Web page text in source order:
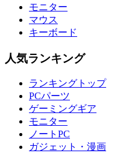
モニター
マウス
キーボード
人気ランキング
ランキングトップ
PCパーツ
ゲーミングギア
モニター
ノートPC
ガジェット・漫画